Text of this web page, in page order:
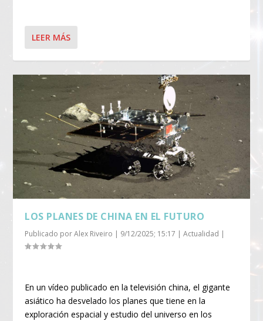
LEER MÁS
LOS PLANES DE CHINA EN EL FUTURO
Publicado porAlex Riveiro | 9/12/2025; 15:17 |Actualidad |
En un vídeo publicado en la televisión china, el gigante
asiático ha desvelado los planes que tiene en la
exploración espacial y estudio del universo en los